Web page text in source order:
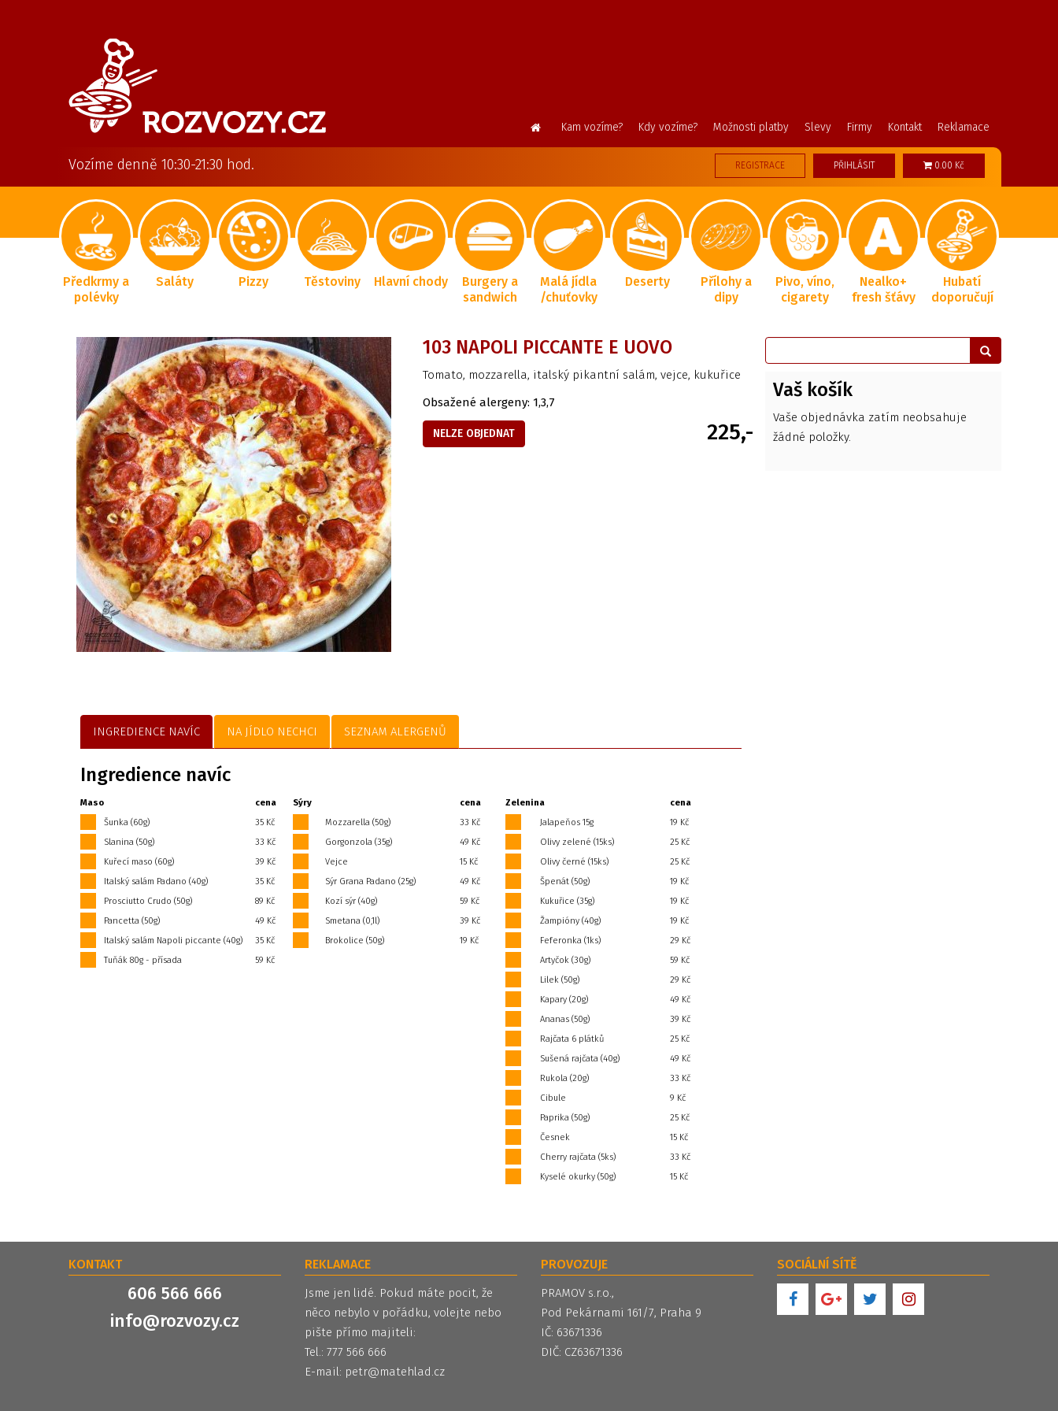
Kam vozíme? Kdy vozíme? Možnosti platby Slevy Firmy Kontakt Reklamace
Vozíme denně 10:30-21:30 hod. REGISTRACE PŘIHLÁSIT 0.00 Kč
Předkrmy a
polévky
Saláty Pizzy Těstoviny Hlavní chody
Burgery a
sandwich
Malá jídla
/chuťovky
Deserty
Přílohy a
dipy
Pivo, víno,
cigarety
Nealko+
fresh šťávy
Hubatí
doporučují
103 NAPOLI PICCANTE E UOVO
Tomato, mozzarella, italský pikantní salám, vejce, kukuřice
Obsažené alergeny: 1,3,7
NELZE OBJEDNAT 225,-
INGREDIENCE NAVÍC NA JÍDLO NECHCI SEZNAM ALERGENŮ
Ingredience navíc
Maso
cena
Šunka (60g)
35 Kč
Slanina (50g)
33 Kč
Kuřecí maso (60g)
39 Kč
Italský salám Padano (40g)
35 Kč
Prosciutto Crudo (50g)
89 Kč
Pancetta (50g)
49 Kč
Italský salám Napoli piccante (40g)
35 Kč
Tuňák 80g - přísada
59 Kč
Sýry
cena
Mozzarella (50g)
33 Kč
Gorgonzola (35g)
49 Kč
Vejce
15 Kč
Sýr Grana Padano (25g)
49 Kč
Kozí sýr (40g)
59 Kč
Smetana (0,1l)
39 Kč
Brokolice (50g)
19 Kč
Zelenina
cena
Jalapeňos 15g
19 Kč
Olivy zelené (15ks)
25 Kč
Olivy černé (15ks)
25 Kč
Špenát (50g)
19 Kč
Kukuřice (35g)
19 Kč
Žampióny (40g)
19 Kč
Feferonka (1ks)
29 Kč
Artyčok (30g)
59 Kč
Lilek (50g)
29 Kč
Kapary (20g)
49 Kč
Ananas (50g)
39 Kč
Rajčata 6 plátků
25 Kč
Sušená rajčata (40g)
49 Kč
Rukola (20g)
33 Kč
Cibule
9 Kč
Paprika (50g)
25 Kč
Česnek
15 Kč
Cherry rajčata (5ks)
33 Kč
Kyselé okurky (50g)
15 Kč
Vaš košík
Vaše objednávka zatím neobsahuje
žádné položky.
KONTAKT
606 566 666
info@rozvozy.cz
REKLAMACE
Jsme jen lidé. Pokud máte pocit, že
něco nebylo v pořádku, volejte nebo
pište přímo majiteli:
Tel.: 777 566 666
E-mail: petr@matehlad.cz
PROVOZUJE
PRAMOV s.r.o.,
Pod Pekárnami 161/7, Praha 9
IČ: 63671336
DIČ: CZ63671336
SOCIÁLNÍ SÍTĚ